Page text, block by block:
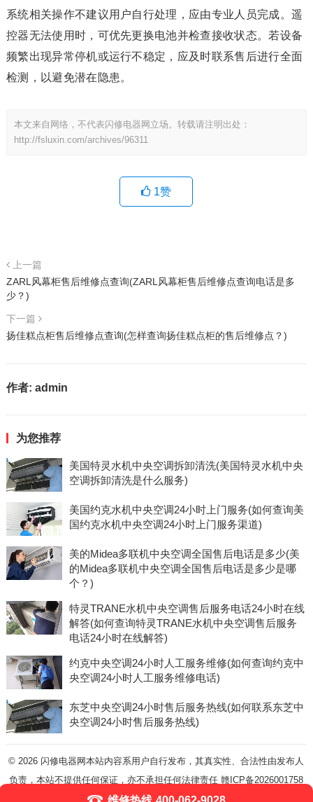
系统相关操作不建议用户自行处理，应由专业人员完成。遥
控器无法使用时，可优先更换电池并检查接收状态。若设备
频繁出现异常停机或运行不稳定，应及时联系售后进行全面
检测，以避免潜在隐患。
本文来自网络，不代表闪修电器网立场。转载请注明出处：
http://fsluxin.com/archives/96311
1赞
上一篇
ZARL风幕柜售后维修点查询(ZARL风幕柜售后维修点查询电话是多
少？)
下一篇
扬佳糕点柜售后维修点查询(怎样查询扬佳糕点柜的售后维修点？)
作者: admin
为您推荐
美国特灵水机中央空调拆卸清洗(美国特灵水机中央
空调拆卸清洗是什么服务)
美国约克水机中央空调24小时上门服务(如何查询美
国约克水机中央空调24小时上门服务渠道)
美的Midea多联机中央空调全国售后电话是多少(美
的Midea多联机中央空调全国售后电话是多少是哪
个？)
特灵TRANE水机中央空调售后服务电话24小时在线
解答(如何查询特灵TRANE水机中央空调售后服务
电话24小时在线解答)
约克中央空调24小时人工服务维修(如何查询约克中
央空调24小时人工服务维修电话)
东芝中央空调24小时售后服务热线(如何联系东芝中
央空调24小时售后服务热线)
© 2026 闪修电器网本站内容系用户自行发布，其真实性、合法性由发布人
负责，本站不提供任何保证，亦不承担任何法律责任 赣ICP备2026001758
号-5